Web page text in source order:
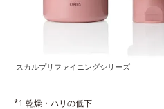
スカルプリファイニングシリーズ
*1 乾燥・ハリの低下